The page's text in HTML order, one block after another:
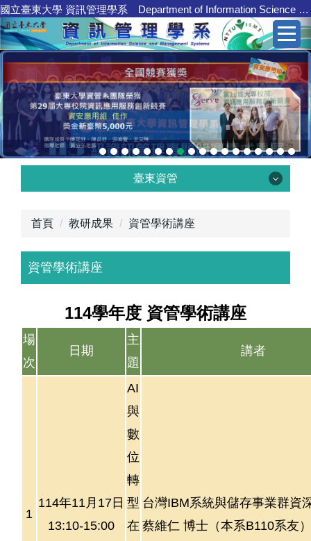
跳
到
主
要
內
容
區
國立臺東大學 資訊管理學系 Department of Information Science and Management Systems
臺東資管
臺東資管
學系介紹
師資陣容
課程綱要
入學管道
首頁 教研成果 資管學術講座
資管學術講座
114學年度 資管學術講座
場
次
日期
主
題
講者
1
114年11月17日
13:10-15:00
AI
與
數
位
轉
型
在
台灣IBM系統與儲存事業群資
蔡維仁 博士（本系B110系友）